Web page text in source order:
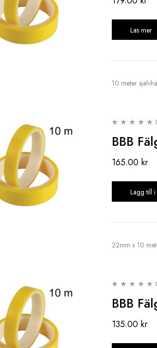
Läs mer
10 meter
BBB
165.00 kr
Lägg till
22mm x 10
BBB
135.00 kr